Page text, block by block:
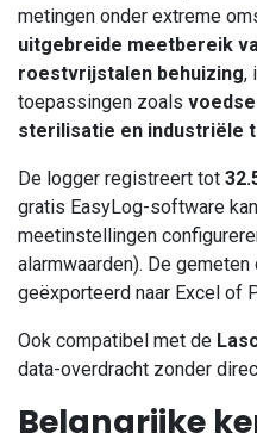
metingen onder extreme
uitgebreide meetbereik
roestvrijstalen behuizing,
toepassingen zoals
sterilisatie en industriële
De logger registreert tot
gratis EasyLog-software
meetinstellingen
alarmwaarden). De
geëxporteerd naar Excel of
Ook compatibel met de
data-overdracht zonder
Belangrijke